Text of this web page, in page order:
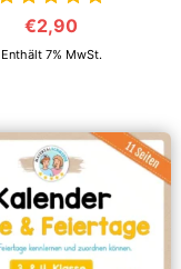
von 5
€2,90
Enthält 7% MwSt.